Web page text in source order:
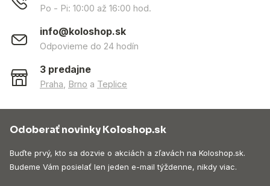
Po - Pi: 10:00 až 16:00 hod.
info@koloshop.sk
Odpovieme do 24 hodín
3 predajne
Praha Brno a Teplice
Odoberať novinky Koloshop.sk
Buďte prvý, kto sa dozvie o akciách a zľavách na Koloshop.sk.
Budeme Vám posielať len jeden e-mail týždenne, nikdy viac.